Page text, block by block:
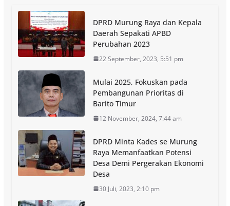
DPRD Murung Raya dan Kepala
Daerah Sepakati APBD
Perubahan 2023
22 September, 2023, 5:51 pm
Mulai 2025, Fokuskan pada
Pembangunan Prioritas di
Barito Timur
12 November, 2024, 7:44 am
DPRD Minta Kades se Murung
Raya Memanfaatkan Potensi
Desa Demi Pergerakan Ekonomi
Desa
30 Juli, 2023, 2:10 pm